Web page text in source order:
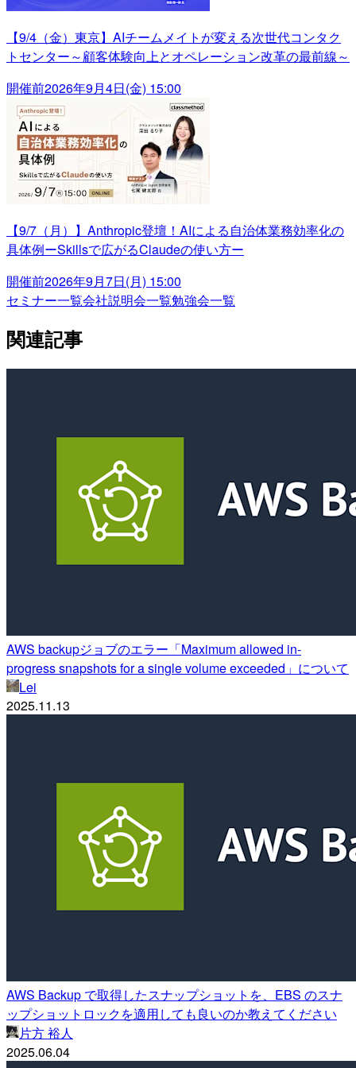
【9/4（金）東京】AIチームメイトが変える次世代コンタク
トセンター～顧客体験向上とオペレーション改革の最前線～
開催前2026年9月4日(金) 15:00
【9/7（月）】Anthropic登壇！AIによる自治体業務効率化の
具体例ーSkillsで広がるClaudeの使い方ー
開催前2026年9月7日(月) 15:00
セミナー一覧会社説明会一覧勉強会一覧
関連記事
AWS backupジョブのエラー「Maximum allowed in-
progress snapshots for a single volume exceeded」について
Lei
2025.11.13
AWS Backup で取得したスナップショットを、EBS のスナ
ップショットロックを適用しても良いのか教えてください
片方 裕人
2025.06.04